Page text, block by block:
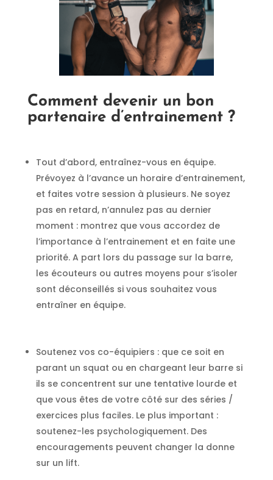
Comment devenir un bon
partenaire d’entrainement ?
Tout d’abord, entraînez-vous en équipe.
Prévoyez à l’avance un horaire d’entrainement,
et faites votre session à plusieurs. Ne soyez
pas en retard, n’annulez pas au dernier
moment : montrez que vous accordez de
l’importance à l’entrainement et en faite une
priorité. A part lors du passage sur la barre,
les écouteurs ou autres moyens pour s’isoler
sont déconseillés si vous souhaitez vous
entraîner en équipe.
Soutenez vos co-équipiers : que ce soit en
parant un squat ou en chargeant leur barre si
ils se concentrent sur une tentative lourde et
que vous êtes de votre côté sur des séries /
exercices plus faciles. Le plus important :
soutenez-les psychologiquement. Des
encouragements peuvent changer la donne
sur un lift.